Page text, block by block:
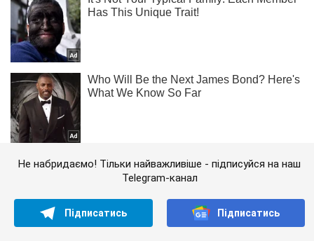
Не набридаємо! Тільки найважливіше - підписуйся на наш
Telegram-канал
Підписатись Підписатись